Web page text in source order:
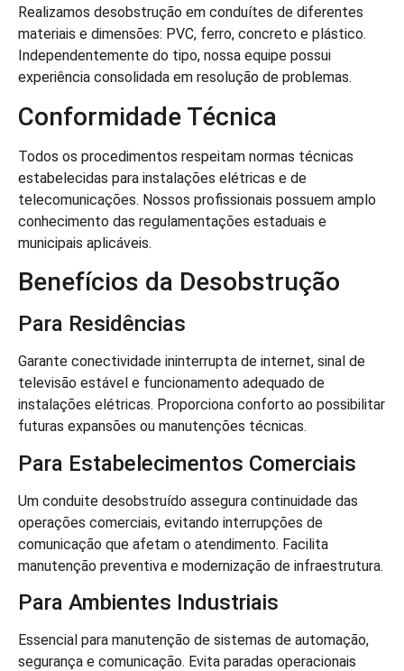
Realizamos desobstrução em conduítes de diferentes
materiais e dimensões: PVC, ferro, concreto e plástico.
Independentemente do tipo, nossa equipe possui
experiência consolidada em resolução de problemas.
Conformidade Técnica
Todos os procedimentos respeitam normas técnicas
estabelecidas para instalações elétricas e de
telecomunicações. Nossos profissionais possuem amplo
conhecimento das regulamentações estaduais e
municipais aplicáveis.
Benefícios da Desobstrução
Para Residências
Garante conectividade ininterrupta de internet, sinal de
televisão estável e funcionamento adequado de
instalações elétricas. Proporciona conforto ao possibilitar
futuras expansões ou manutenções técnicas.
Para Estabelecimentos Comerciais
Um conduite desobstruído assegura continuidade das
operações comerciais, evitando interrupções de
comunicação que afetam o atendimento. Facilita
manutenção preventiva e modernização de infraestrutura.
Para Ambientes Industriais
Essencial para manutenção de sistemas de automação,
segurança e comunicação. Evita paradas operacionais